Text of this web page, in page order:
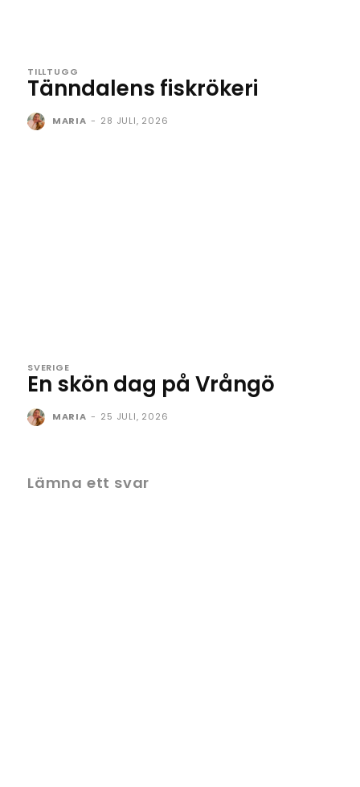
TILLTUGG
Tänndalens fiskrökeri
MARIA - 28 JULI, 2026
SVERIGE
En skön dag på Vrångö
MARIA - 25 JULI, 2026
Lämna ett svar